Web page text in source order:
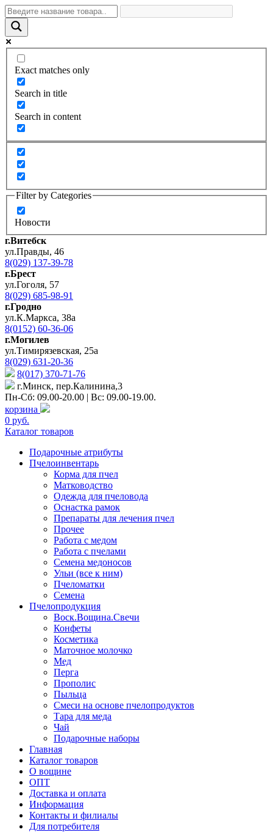
Exact matches only
Search in title
Search in content
Filter by Categories
Новости
г.Витебск
ул.Правды, 46
8(029) 137-39-78
г.Брест
ул.Гоголя, 57
8(029) 685-98-91
г.Гродно
ул.К.Маркса, 38а
8(0152) 60-36-06
г.Могилев
ул.Тимирязевская, 25а
8(029) 631-20-36
8(017) 370-71-76
г.Минск, пер.Калинина,3
Пн-Сб: 09.00-20.00 | Вс: 09.00-19.00.
корзина
0 руб.
Каталог товаров
Подарочные атрибуты
Пчелоинвентарь
Корма для пчел
Матководство
Одежда для пчеловода
Оснастка рамок
Препараты для лечения пчел
Прочее
Работа с медом
Работа с пчелами
Семена медоносов
Ульи (все к ним)
Пчеломатки
Семена
Пчелопродукция
Воск.Вощина.Свечи
Конфеты
Косметика
Маточное молочко
Мед
Перга
Прополис
Пыльца
Смеси на основе пчелопродуктов
Тара для меда
Чай
Подарочные наборы
Главная
Каталог товаров
О вощине
ОПТ
Доставка и оплата
Информация
Контакты и филиалы
Для потребителя